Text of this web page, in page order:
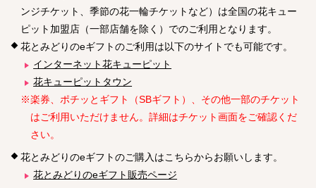
ンジチケット、季節の花一輪チケットなど）は全国の花キュー
ピット加盟店（一部店舗を除く）でのご利用となります。
花とみどりのeギフトのご利用は以下のサイトでも可能です。
インターネット花キューピット
花キューピットタウン
※楽券、ポチッとギフト（SBギフト）、その他一部のチケット
はご利用いただけません。詳細はチケット画面をご確認くだ
さい。
花とみどりのeギフトのご購入はこちらからお願いします。
花とみどりのeギフト販売ページ